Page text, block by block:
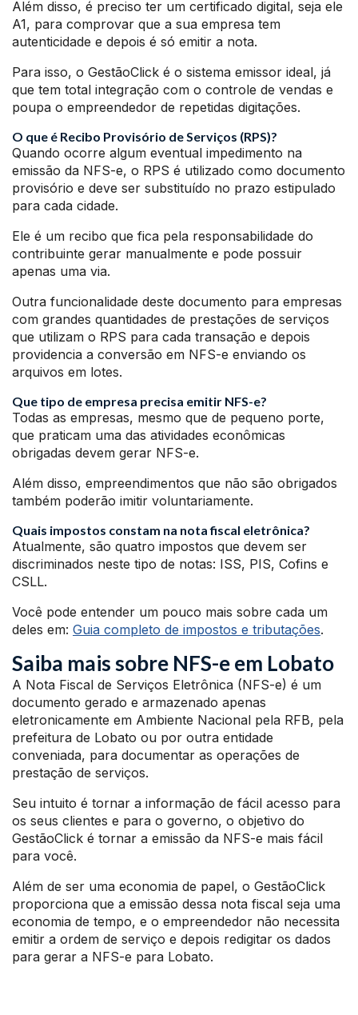
Além disso, é preciso ter um certificado digital, seja ele
A1, para comprovar que a sua empresa tem
autenticidade e depois é só emitir a nota.
Para isso, o GestãoClick é o sistema emissor ideal, já
que tem total integração com o controle de vendas e
poupa o empreendedor de repetidas digitações.
O que é Recibo Provisório de Serviços (RPS)?
Quando ocorre algum eventual impedimento na
emissão da NFS-e, o RPS é utilizado como documento
provisório e deve ser substituído no prazo estipulado
para cada cidade.
Ele é um recibo que fica pela responsabilidade do
contribuinte gerar manualmente e pode possuir
apenas uma via.
Outra funcionalidade deste documento para empresas
com grandes quantidades de prestações de serviços
que utilizam o RPS para cada transação e depois
providencia a conversão em NFS-e enviando os
arquivos em lotes.
Que tipo de empresa precisa emitir NFS-e?
Todas as empresas, mesmo que de pequeno porte,
que praticam uma das atividades econômicas
obrigadas devem gerar NFS-e.
Além disso, empreendimentos que não são obrigados
também poderão imitir voluntariamente.
Quais impostos constam na nota fiscal eletrônica?
Atualmente, são quatro impostos que devem ser
discriminados neste tipo de notas: ISS, PIS, Cofins e
CSLL.
Você pode entender um pouco mais sobre cada um
deles em: Guia completo de impostos e tributações.
Saiba mais sobre NFS-e em Lobato
A Nota Fiscal de Serviços Eletrônica (NFS-e) é um
documento gerado e armazenado apenas
eletronicamente em Ambiente Nacional pela RFB, pela
prefeitura de Lobato ou por outra entidade
conveniada, para documentar as operações de
prestação de serviços.
Seu intuito é tornar a informação de fácil acesso para
os seus clientes e para o governo, o objetivo do
GestãoClick é tornar a emissão da NFS-e mais fácil
para você.
Além de ser uma economia de papel, o GestãoClick
proporciona que a emissão dessa nota fiscal seja uma
economia de tempo, e o empreendedor não necessita
emitir a ordem de serviço e depois redigitar os dados
para gerar a NFS-e para Lobato.